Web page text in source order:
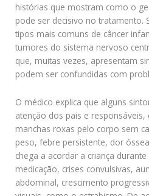
histórias que mostram como o
pode ser decisivo no tratamento.
tipos mais comuns de câncer
tumores do sistema nervoso
que, muitas vezes, apresentam
podem ser confundidas com
O médico explica que alguns
atenção dos pais e
manchas roxas pelo corpo sem
peso, febre persistente, dor
chega a acordar a criança
medicação, crises convulsivas,
abdominal, crescimento